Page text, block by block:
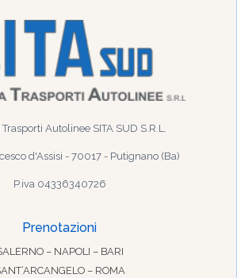
Autolinee SITA SUD S.R.L.
d'Assisi - 70017 - Putignano (Ba)
P.iva 04336340726
Prenotazioni
– NAPOLI – BARI
– ROMA